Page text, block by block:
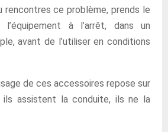
rencontres ce problème, prends le
à l’arrêt, dans un
avant de l’utiliser en conditions
de ces accessoires repose sur
ils assistent la conduite, ils ne la